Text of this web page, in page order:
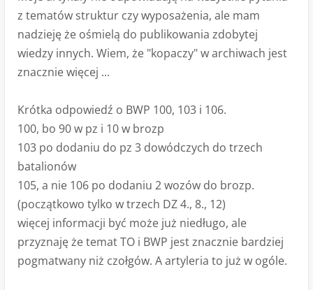
z tematów struktur czy wyposażenia, ale mam
nadzieję że ośmielą do publikowania zdobytej
wiedzy innych. Wiem, że "kopaczy" w archiwach jest
znacznie więcej ...
Krótka odpowiedź o BWP 100, 103 i 106.
100, bo 90 w pz i 10 w brozp
103 po dodaniu do pz 3 dowódczych do trzech
batalionów
105, a nie 106 po dodaniu 2 wozów do brozp.
(początkowo tylko w trzech DZ 4., 8., 12)
więcej informacji być może już niedługo, ale
przyznaję że temat TO i BWP jest znacznie bardziej
pogmatwany niż czołgów. A artyleria to już w ogóle.